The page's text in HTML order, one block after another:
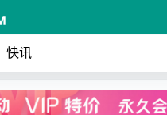
快讯